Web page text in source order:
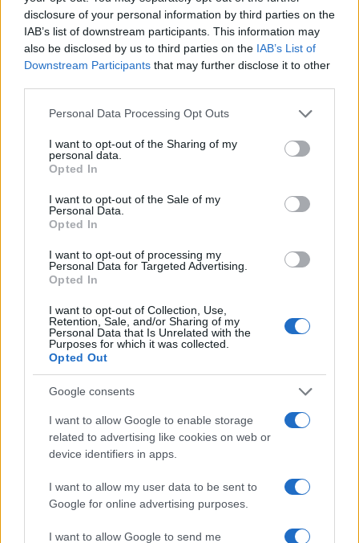
disclosure of your personal information by third parties on the
IAB’s list of downstream participants. This information may
also be disclosed by us to third parties on the IAB’s List of
Downstream Participants that may further disclose it to other
Please note that this website/app uses one or more Google
not limited to your visit or usage behaviour. You may click to
grant or deny consent to Google and its third-party tags to
use your data for below specified purposes in below Google
consent section.
Personal Data Processing Opt Outs
I want to opt-out of the Sharing of my
personal data.
Opted In
I want to opt-out of the Sale of my
Personal Data.
Opted In
I want to opt-out of processing my
Personal Data for Targeted Advertising.
Opted In
I want to opt-out of Collection, Use,
Retention, Sale, and/or Sharing of my
Personal Data that Is Unrelated with the
Purposes for which it was collected.
Opted Out
Google consents
I want to allow Google to enable storage
related to advertising like cookies on web or
device identifiers in apps.
I want to allow my user data to be sent to
Google for online advertising purposes.
I want to allow Google to send me
NBA Europe: l’impatto economico e gli investitori per
Roma e Milano
Ilaria Mauri · 9 Ago 2026
Pallacanestro Trieste: Abramo Canka firma un